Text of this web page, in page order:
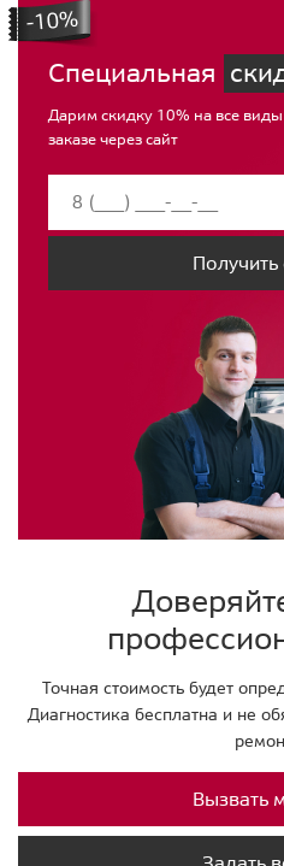
Специальная
Дарим скидку 10% на все
заказе через сайт
Получить
Точная стоимость будет
Диагностика бесплатна и не
Вызвать